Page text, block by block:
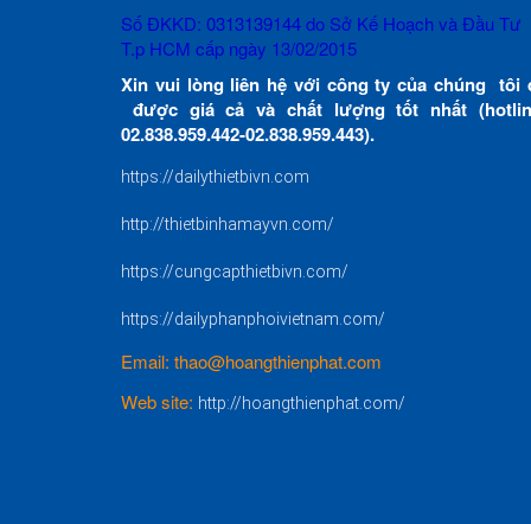
Số ĐKKD: 0313139144 do Sở Kế Hoạch và Đầu Tư
T.p HCM cấp ngày 13/02/2015
Xin vui lòng liên hệ với công ty của chúng tôi
được giá cả và chất lượng tốt nhất
02.838.959.442-02.838.959.443).
https://dailythietbivn.com
http://thietbinhamayvn.com/
https://cungcapthietbivn.com/
https://dailyphanphoivietnam.com/
Email: thao@hoangthienphat.com
Web site: http://hoangthienphat.com/